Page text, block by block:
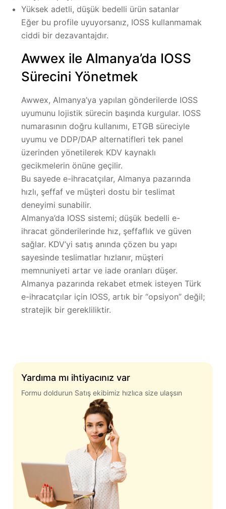
Yardıma mı ihtiyacınız var
Formu doldurun Satış ekibimiz hızlıca size ulaşsın
Yüksek adetli, düşük bedelli ürün satanlar
Eğer bu profile uyuyorsanız, IOSS kullanmamak
ciddi bir dezavantajdır.
Awwex ile Almanya’da IOSS
Sürecini Yönetmek
Awwex, Almanya’ya yapılan gönderilerde IOSS
uyumunu lojistik sürecin başında kurgular. IOSS
numarasının doğru kullanımı, ETGB süreciyle
uyumu ve DDP/DAP alternatifleri tek panel
üzerinden yönetilerek KDV kaynaklı
gecikmelerin önüne geçilir.
Bu sayede e-ihracatçılar, Almanya pazarında
hızlı, şeffaf ve müşteri dostu bir teslimat
deneyimi sunabilir.
Almanya’da IOSS sistemi; düşük bedelli e-
ihracat gönderilerinde hız, şeffaflık ve güven
sağlar. KDV’yi satış anında çözen bu yapı
sayesinde teslimatlar hızlanır, müşteri
memnuniyeti artar ve iade oranları düşer.
Almanya pazarında rekabet etmek isteyen Türk
e-ihracatçılar için IOSS, artık bir “opsiyon” değil;
stratejik bir gerekliliktir.